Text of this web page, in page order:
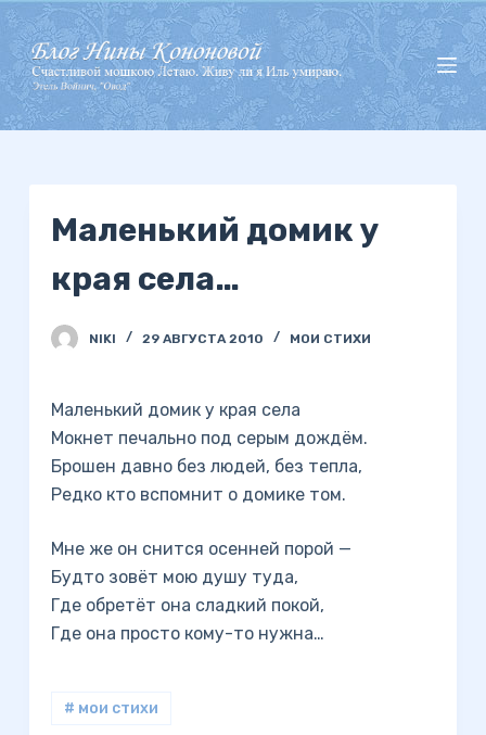
П
е
р
е
й
Маленький домик у
края села…
NIKI 29 АВГУСТА 2010 МОИ СТИХИ
Маленький домик у края села
Мокнет печально под серым дождём.
Брошен давно без людей, без тепла,
Редко кто вспомнит о домике том.
Мне же он снится осенней порой —
Будто зовёт мою душу туда,
Где обретёт она сладкий покой,
Где она просто кому-то нужна…
# мои стихи